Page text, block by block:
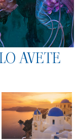
AVETE